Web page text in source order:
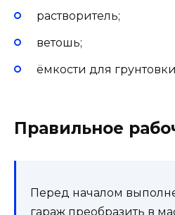
растворитель;
ветошь;
ёмкости для
Правильное
Перед началом
гараж преобразить в